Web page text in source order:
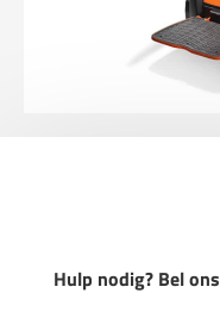
Hulp nodig? Bel ons